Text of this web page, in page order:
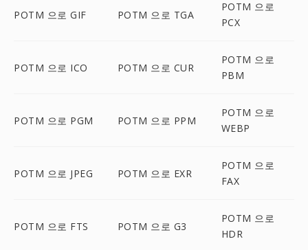
POTM 으로 GIF POTM 으로 TGA
POTM 으로
PCX
POTM 으로 ICO POTM 으로 CUR
POTM 으로
PBM
POTM 으로 PGM POTM 으로 PPM
POTM 으로
WEBP
POTM 으로 JPEG POTM 으로 EXR
POTM 으로
FAX
POTM 으로 FTS POTM 으로 G3
POTM 으로
HDR